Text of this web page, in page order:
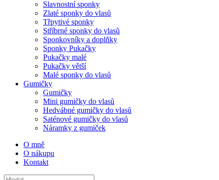
Slavnostní sponky
Zlaté sponky do vlasů
Třpytivé sponky
Stříbrné sponky do vlasů
Sponkovníky a doplňky
Sponky Pukačky
Pukačky malé
Pukačky větší
Malé sponky do vlasů
Gumičky
Gumičky
Mini gumičky do vlasů
Hedvábné gumičky do vlasů
Saténové gumičky do vlasů
Náramky z gumiček
O mně
O nákupu
Kontakt